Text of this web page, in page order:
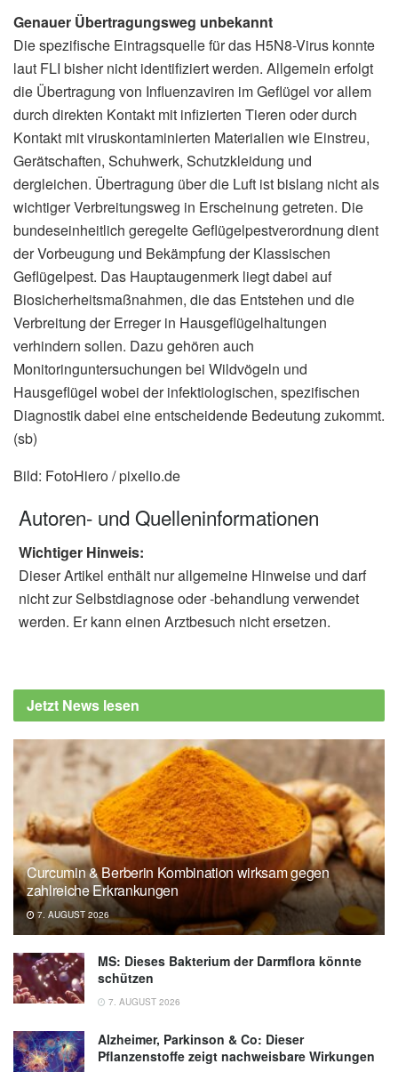
Genauer Übertragungsweg unbekannt
Die spezifische Eintragsquelle für das H5N8-Virus konnte
laut FLI bisher nicht identifiziert werden. Allgemein erfolgt
die Übertragung von Influenzaviren im Geflügel vor allem
durch direkten Kontakt mit infizierten Tieren oder durch
Kontakt mit viruskontaminierten Materialien wie Einstreu,
Gerätschaften, Schuhwerk, Schutzkleidung und
dergleichen. Übertragung über die Luft ist bislang nicht als
wichtiger Verbreitungsweg in Erscheinung getreten. Die
bundeseinheitlich geregelte Geflügelpestverordnung dient
der Vorbeugung und Bekämpfung der Klassischen
Geflügelpest. Das Hauptaugenmerk liegt dabei auf
Biosicherheitsmaßnahmen, die das Entstehen und die
Verbreitung der Erreger in Hausgeflügelhaltungen
verhindern sollen. Dazu gehören auch
Monitoringuntersuchungen bei Wildvögeln und
Hausgeflügel wobei der infektiologischen, spezifischen
Diagnostik dabei eine entscheidende Bedeutung zukommt.
(sb)
Bild: FotoHiero / pixelio.de
Autoren- und Quelleninformationen
Wichtiger Hinweis:
Dieser Artikel enthält nur allgemeine Hinweise und darf
nicht zur Selbstdiagnose oder -behandlung verwendet
werden. Er kann einen Arztbesuch nicht ersetzen.
Jetzt News lesen
Curcumin & Berberin Kombination wirksam gegen
zahlreiche Erkrankungen
7. AUGUST 2026
MS: Dieses Bakterium der Darmflora könnte
schützen
7. AUGUST 2026
Alzheimer, Parkinson & Co: Dieser
Pflanzenstoffe zeigt nachweisbare Wirkungen